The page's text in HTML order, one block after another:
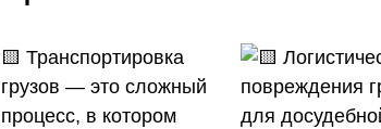
🟨 Транспортировка
грузов — это сложный
процесс, в котором